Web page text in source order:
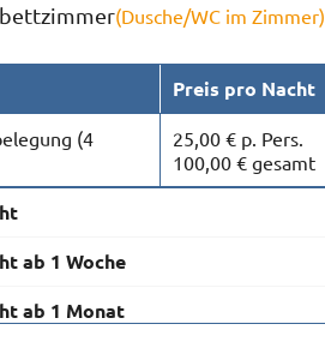
(Dusche/WC im Zimmer)
Preis pro Nacht
(4
25,00 € p. Pers.
100,00 € gesamt
ab 1 Woche
ab 1 Monat